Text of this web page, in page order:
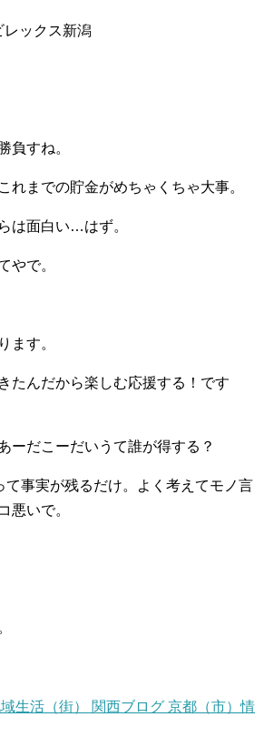
レックス新潟
負すね。
れまでの貯金がめちゃくちゃ大事。
は面白い…はず。
やで。
ます。
たんだから楽しむ応援する！です
ーだこーだいうて誰が得する？
て事実が残るだけ。よく考えてモノ言
悪いで。